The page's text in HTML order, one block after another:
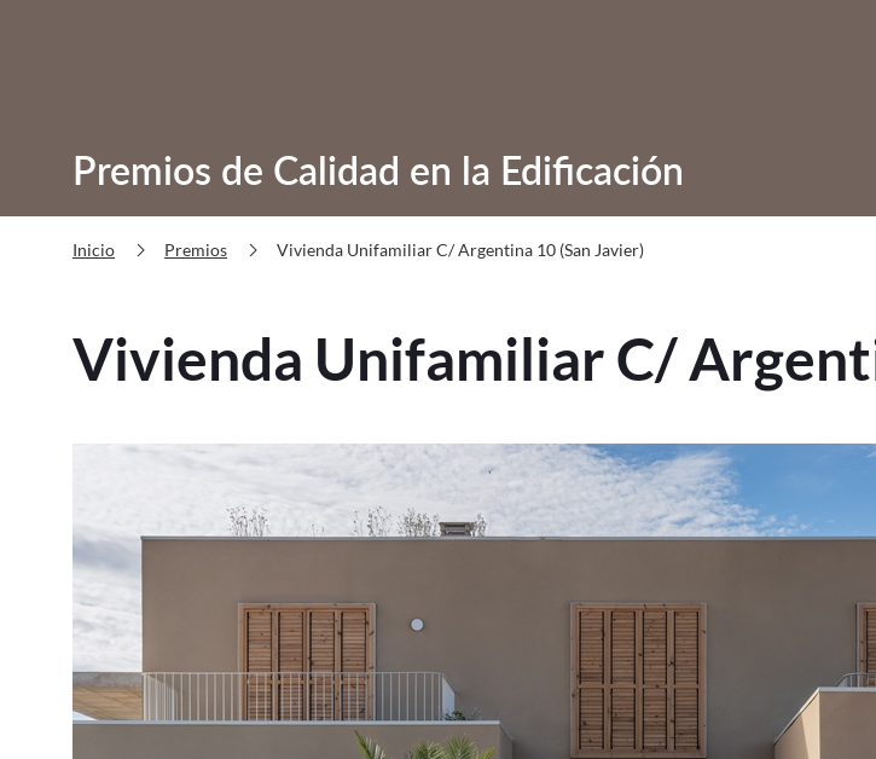
Premios de Calidad en la Edificación
Inicio chevron_right Premios chevron_right Vivienda Unifamiliar C/ Argentina 10 (San Javier)
Vivienda Unifamiliar C/